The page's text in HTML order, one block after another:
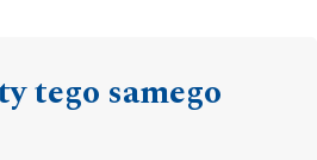
tego samego